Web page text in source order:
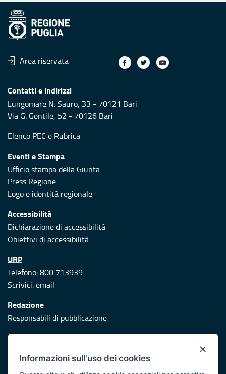
Area riservata
Contatti e indirizzi
Lungomare N. Sauro, 33 - 70121 Bari
Via G. Gentile, 52 - 70126 Bari
Elenco PEC e Rubrica
Eventi e Stampa
Ufficio stampa della Giunta
Press Regione
Logo e identità regionale
Accessibilità
Dichiarazione di accessibilità
Obiettivi di accessibilità
URP
Telefono: 800 713939
Scrivici:email
Redazione
Responsabili di pubblicazione
Protezione civile
Vai al sito di Protezione Civile Puglia
Iniziativa finanziata con risorse del POR Puglia 2014/2020 -
×
Informazioni sull'uso dei cookies